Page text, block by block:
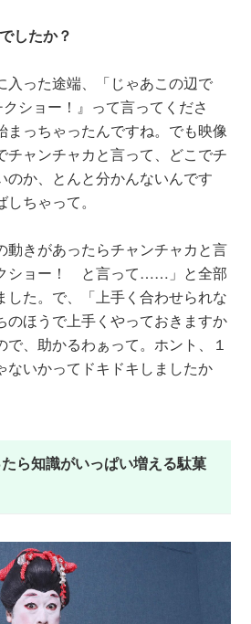
したか？
入った途端、「じゃあこの辺で
ショー！』って言ってくださ
まっちゃったんですね。でも映像
チャンチャカと言って、どこでチ
のか、とんと分かんないんです
ちゃって。
動きがあったらチャンチャカと言
ショー！ と言って……」と全部
した。で、「上手く合わせられな
のほうで上手くやっておきますか
で、助かるわぁって。ホント、１
ないかってドキドキしましたか
たら知識がいっぱい増える駄菓